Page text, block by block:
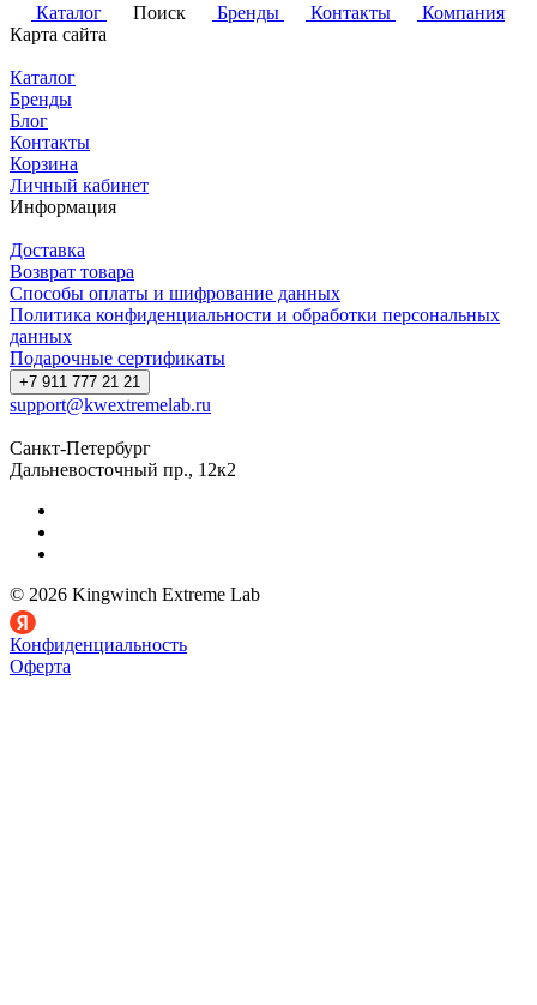
Каталог
Поиск Бренды Контакты
Компания
Карта сайта
Каталог
Бренды
Блог
Контакты
Корзина
Личный кабинет
Информация
Доставка
Возврат товара
Способы оплаты и шифрование данных
Политика конфиденциальности и обработки персональных
данных
Подарочные сертификаты
+7 911 777 21 21
support@kwextremelab.ru
Санкт-Петербург
Дальневосточный пр., 12к2
© 2026 Kingwinch Extreme Lab
Конфиденциальность
Оферта